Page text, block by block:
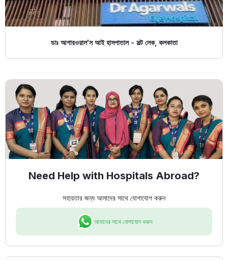
ডাঃ আগারওয়াল'স আই হাসপাতাল - সল্ট লেক, কলকাতা
Need Help with Hospitals Abroad?
সহায়তার জন্য আমাদের সাথে যোগাযোগ করুন
আমাদের সাথে যোগাযোগ করুন